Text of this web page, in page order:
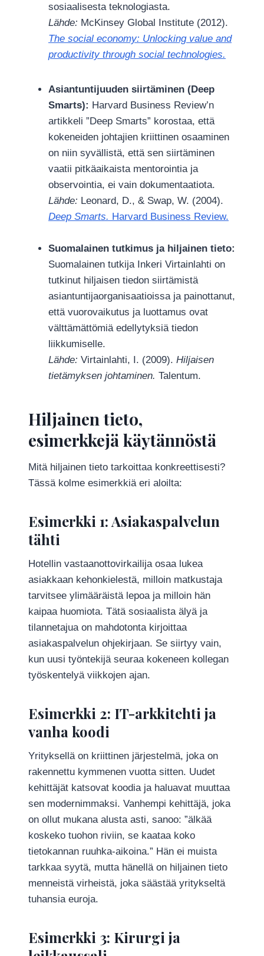
sosiaalisesta teknologiasta.
Lähde: McKinsey Global Institute (2012).
The social economy: Unlocking value and
productivity through social technologies.
Asiantuntijuuden siirtäminen (Deep
Smarts): Harvard Business Review’n
artikkeli ”Deep Smarts” korostaa, että
kokeneiden johtajien kriittinen osaaminen
on niin syvällistä, että sen siirtäminen
vaatii pitkäaikaista mentorointia ja
observointia, ei vain dokumentaatiota.
Lähde: Leonard, D., & Swap, W. (2004).
Deep Smarts. Harvard Business Review.
Suomalainen tutkimus ja hiljainen tieto:
Suomalainen tutkija Inkeri Virtainlahti on
tutkinut hiljaisen tiedon siirtämistä
asiantuntijaorganisaatioissa ja painottanut,
että vuorovaikutus ja luottamus ovat
välttämättömiä edellytyksiä tiedon
liikkumiselle.
Lähde: Virtainlahti, I. (2009). Hiljaisen
tietämyksen johtaminen. Talentum.
Hiljainen tieto,
esimerkkejä käytännöstä
Mitä hiljainen tieto tarkoittaa konkreettisesti?
Tässä kolme esimerkkiä eri aloilta:
Esimerkki 1: Asiakaspalvelun
tähti
Hotellin vastaanottovirkailija osaa lukea
asiakkaan kehonkielestä, milloin matkustaja
tarvitsee ylimääräistä lepoa ja milloin hän
kaipaa huomiota. Tätä sosiaalista älyä ja
tilannetajua on mahdotonta kirjoittaa
asiakaspalvelun ohjekirjaan. Se siirtyy vain,
kun uusi työntekijä seuraa kokeneen kollegan
työskentelyä viikkojen ajan.
Esimerkki 2: IT-arkkitehti ja
vanha koodi
Yrityksellä on kriittinen järjestelmä, joka on
rakennettu kymmenen vuotta sitten. Uudet
kehittäjät katsovat koodia ja haluavat muuttaa
sen modernimmaksi. Vanhempi kehittäjä, joka
on ollut mukana alusta asti, sanoo: ”älkää
koskeko tuohon riviin, se kaataa koko
tietokannan ruuhka-aikoina.” Hän ei muista
tarkkaa syytä, mutta hänellä on hiljainen tieto
menneistä virheistä, joka säästää yritykseltä
tuhansia euroja.
Esimerkki 3: Kirurgi ja